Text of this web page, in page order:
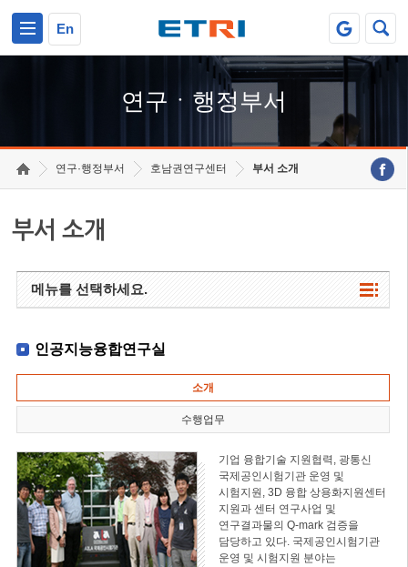
En
연구ㆍ행정부서
연구·행정부서 호남권연구센터 부서 소개
부서 소개
메뉴를 선택하세요.
인공지능융합연구실
소개
수행업무
기업 융합기술 지원협력, 광통신
국제공인시험기관 운영 및
시험지원, 3D 융합 상용화지원센터
지원과 센터 연구사업 및
연구결과물의 Q-mark 검증을
담당하고 있다. 국제공인시험기관
운영 및 시험지원 분야는